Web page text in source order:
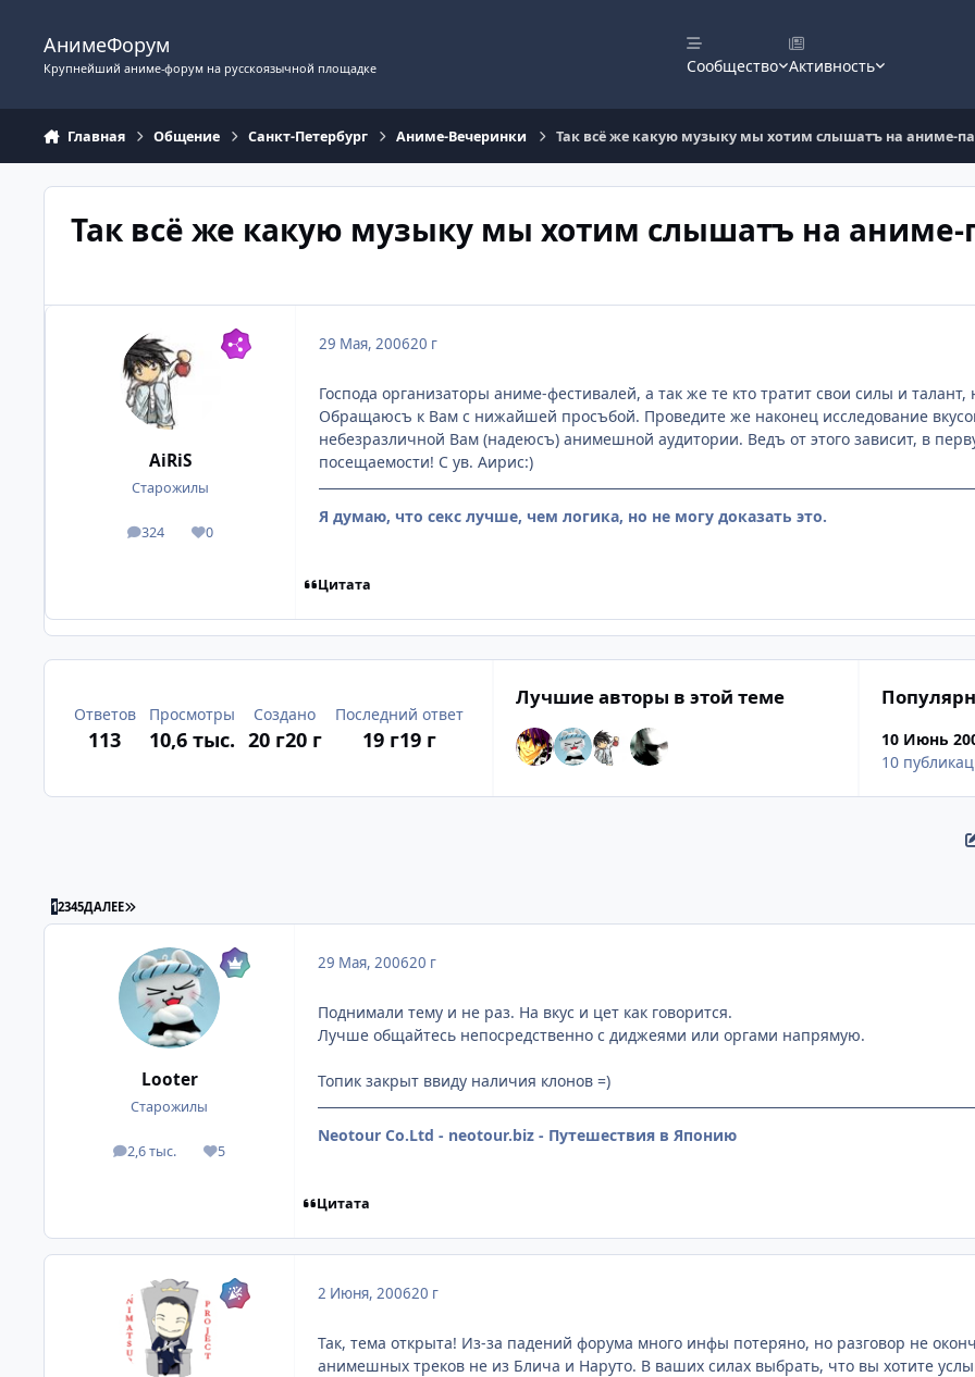
АнимеФорум
Крупнейший аниме-форум на русскоязычной площадке Сообщество Активность
Главная Общение Санкт-Петербург Аниме-Вечеринки Так всё же какую музыку мы хотим слышатъ на аниме-
Так всё же какую музыку мы хотим слышатъ на аниме-
AiRiS
Старожилы
324
посты 0
Репутация
29 Мая, 200620 г
Господа организаторы аниме-фестивалей, а так же те кто тратит свои силы и
Обращаюсъ к Вам с нижайшей просъбой. Проведите же наконец исследование
небезразличной Вам (надеюсъ) анимешной аудитории. Ведъ от этого зависит, в
посещаемости! С ув. Аирис:)
Я думаю, что секс лучше, чем логика, но не могу доказать это.
Цитата
Ответов
113
Просмотры
10,6 тыс.
Создано
20 г20 г
Последний ответ
19 г19 г
Лучшие авторы в этой теме
10 Июнь
10
12345ДАЛЕЕ ПОСЛЕДНЯЯ СТРАНИЦА
Looter
Старожилы
2,6 тыс.
посты 5
Репутация
29 Мая, 200620 г
Поднимали тему и не раз. На вкус и цет как говорится.
Лучше общайтесь непосредственно с диджеями или оргами напрямую.
Топик закрыт ввиду наличия клонов =)
Neotour Co.Ltd - neotour.biz - Путешествия в Японию
Цитата
2 Июня, 200620 г
Так, тема открыта! Из-за падений форума много инфы потеряно, но разговор не
анимешных треков не из Блича и Наруто. В ваших силах выбрать, что вы хотите